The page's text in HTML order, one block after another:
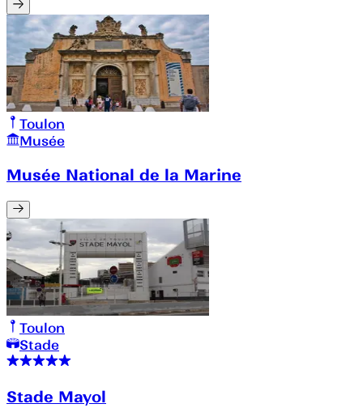
Toulon
Musée
Musée National de la Marine
Toulon
Stade
Stade Mayol